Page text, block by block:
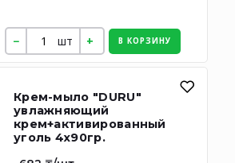
шт В КОРЗИНУ
Крем-мыло "DURU"
увлажняющий
крем+активированный
уголь 4х90гр.